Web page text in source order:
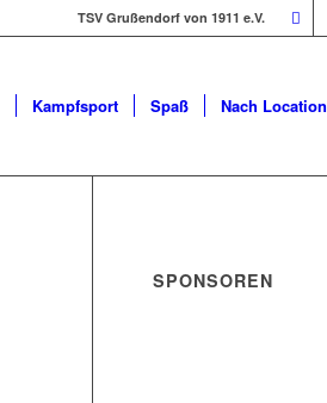
TSV Grußendorf von 1911 e.V.
Kampfsport Spaß Nach Location
SPONSOREN